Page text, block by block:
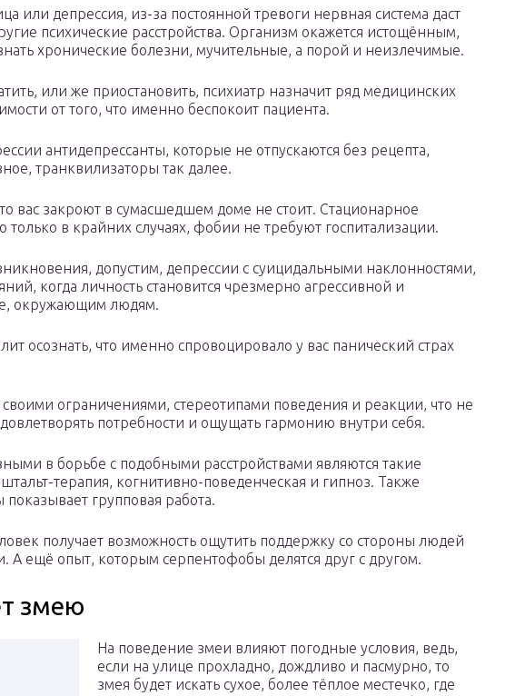
или депрессия, из-за постоянной тревоги нервная система даст
психические расстройства. Организм окажется истощённым,
хронические болезни, мучительные, а порой и неизлечимые.
или же приостановить, психиатр назначит ряд медицинских
от того, что именно беспокоит пациента.
антидепрессанты, которые не отпускаются без рецепта,
транквилизаторы так далее.
вас закроют в сумасшедшем доме не стоит. Стационарное
только в крайних случаях, фобии не требуют госпитализации.
допустим, депрессии с суицидальными наклонностями,
когда личность становится чрезмерно агрессивной и
окружающим людям.
осознать, что именно спровоцировало у вас панический страх
ограничениями, стереотипами поведения и реакции, что не
потребности и ощущать гармонию внутри себя.
в борьбе с подобными расстройствами являются такие
терапия, когнитивно-поведенческая и гипноз. Также
групповая работа.
получает возможность ощутить поддержку со стороны людей
А ещё опыт, которым серпентофобы делятся друг с другом.
змею
На поведение змеи влияют погодные условия, ведь,
если на улице прохладно, дождливо и пасмурно, то
змея будет искать сухое, более тёплое местечко, где